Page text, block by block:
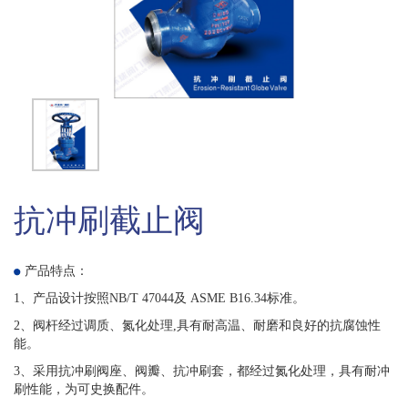
抗冲刷截止阀
产品特点：
1、产品设计按照NB/T 47044及 ASME B16.34标准。
2、阀杆经过调质、氮化处理,具有耐高温、耐磨和良好的抗腐蚀性
能。
3、采用抗冲刷阀座、阀瓣、抗冲刷套，都经过氮化处理，具有耐冲
刷性能，为可史换配件。